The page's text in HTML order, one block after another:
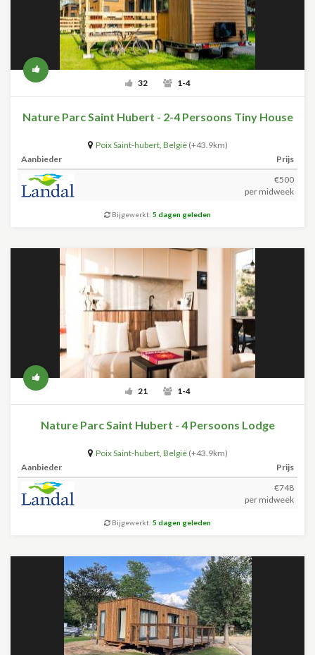
32 1-4
Nature Parc Saint Hubert - 2-4 Persoons Tiny House
Poix Saint-hubert, België (+43.9km)
Aanbieder
Prijs
€500
per midweek
Bijgewerkt: 5 dagen geleden
21 1-4
Nature Parc Saint Hubert - 4 Persoons Lodge
Poix Saint-hubert, België (+43.9km)
Aanbieder
Prijs
€748
per midweek
Bijgewerkt: 5 dagen geleden